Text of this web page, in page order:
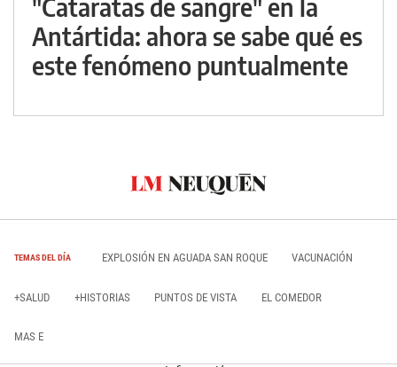
"Cataratas de sangre" en la
Antártida: ahora se sabe qué es
este fenómeno puntualmente
TEMAS DEL DÍA EXPLOSIÓN EN AGUADA SAN ROQUE VACUNACIÓN
+SALUD +HISTORIAS PUNTOS DE VISTA EL COMEDOR
MAS E